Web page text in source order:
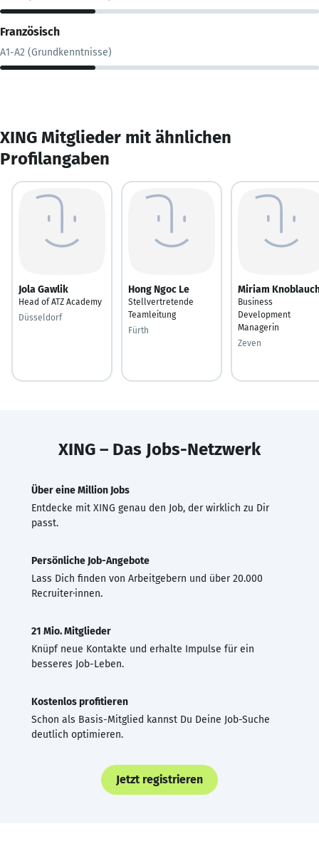
Französisch
A1-A2 (Grundkenntnisse)
XING Mitglieder mit ähnlichen
Profilangaben
Jola Gawlik
Head of ATZ Academy
Düsseldorf
Hong Ngoc Le
Stellvertretende
Teamleitung
Fürth
Miriam
Business
Development
Managerin
Zeven
XING – Das Jobs-Netzwerk
Über eine Million Jobs
Entdecke mit XING genau den Job, der wirklich zu Dir
passt.
Persönliche Job-Angebote
Lass Dich finden von Arbeitgebern und über 20.000
Recruiter·innen.
21 Mio. Mitglieder
Knüpf neue Kontakte und erhalte Impulse für ein
besseres Job-Leben.
Kostenlos profitieren
Schon als Basis-Mitglied kannst Du Deine Job-Suche
deutlich optimieren.
Jetzt registrieren